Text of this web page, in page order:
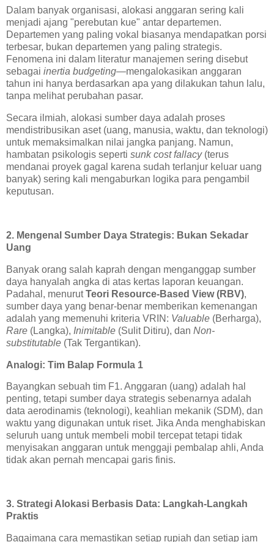
Dalam banyak organisasi, alokasi anggaran sering kali
menjadi ajang "perebutan kue" antar departemen.
Departemen yang paling vokal biasanya mendapatkan porsi
terbesar, bukan departemen yang paling strategis.
Fenomena ini dalam literatur manajemen sering disebut
sebagai inertia budgeting—mengalokasikan anggaran
tahun ini hanya berdasarkan apa yang dilakukan tahun lalu,
tanpa melihat perubahan pasar.
Secara ilmiah, alokasi sumber daya adalah proses
mendistribusikan aset (uang, manusia, waktu, dan teknologi)
untuk memaksimalkan nilai jangka panjang. Namun,
hambatan psikologis seperti sunk cost fallacy(terus
mendanai proyek gagal karena sudah terlanjur keluar uang
banyak) sering kali mengaburkan logika para pengambil
keputusan.
2. Mengenal Sumber Daya Strategis: Bukan Sekadar
Uang
Banyak orang salah kaprah dengan menganggap sumber
daya hanyalah angka di atas kertas laporan keuangan.
Padahal, menurutTeori Resource-Based View (RBV),
sumber daya yang benar-benar memberikan kemenangan
adalah yang memenuhi kriteria VRIN: Valuable (Berharga),
Rare (Langka), Inimitable (Sulit Ditiru), dan Non-
substitutable (Tak Tergantikan).
Analogi: Tim Balap Formula 1
Bayangkan sebuah tim F1. Anggaran (uang) adalah hal
penting, tetapi sumber daya strategis sebenarnya adalah
data aerodinamis (teknologi), keahlian mekanik (SDM), dan
waktu yang digunakan untuk riset. Jika Anda menghabiskan
seluruh uang untuk membeli mobil tercepat tetapi tidak
menyisakan anggaran untuk menggaji pembalap ahli, Anda
tidak akan pernah mencapai garis finis.
3. Strategi Alokasi Berbasis Data: Langkah-Langkah
Praktis
Bagaimana cara memastikan setiap rupiah dan setiap jam